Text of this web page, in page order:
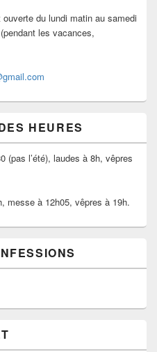
du lundi matin au samedi
les vacances,
HEURES
(pas l’été), laudes à 8h, vêpres
messe à 12h05, vêpres à 19h.